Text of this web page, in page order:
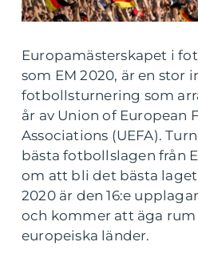
Europamästerskapet i
som EM 2020, är en stor
fotbollsturnering som
år av Union of European
Associations (UEFA).
bästa fotbollslagen från
om att bli det bästa
2020 är den 16:e
och kommer att äga rum
europeiska länder.